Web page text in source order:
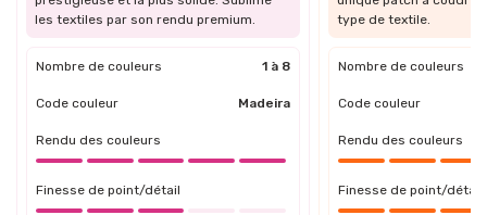
les textiles par son rendu premium.
Nombre de couleurs 1 à 8
Code couleur Madeira
Rendu des couleurs
Finesse de point/détail
type de textile.
Nombre de couleurs
Code couleur
Rendu des couleurs
Finesse de point/détail